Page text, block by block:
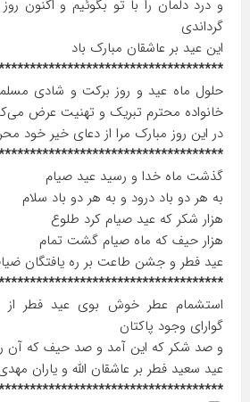
و درد دلمان را با تو بگوئیم و اکنون
گرداندی
این عید بر عاشقان مبارک باد
***********************************
حلول ماه عید و روز برکت و شادی
خانواده محترم تبریک و تهنیت عرض
در این روز مبارک مرا از دعای خیر خود
گذشت ماه خدا و رسید عید صیام
به هر دو باد درود و به هر دو باد سلام
هزار شکر که عید صیام کرد طلوع
هزار حیف که ماه صیام گشت تمام
عید فطر و جشن طاعت بر ره یافتگان
استشمام عطر خوش بوی عید فطر از
گوارای وجود پاکتان
و صد شکر که این آمد و صد حیف که آن
عید سعید فطر بر عاشقان الله و یاران